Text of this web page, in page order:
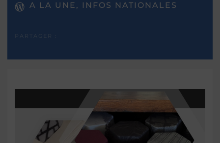
A LA UNE, INFOS NATIONALES